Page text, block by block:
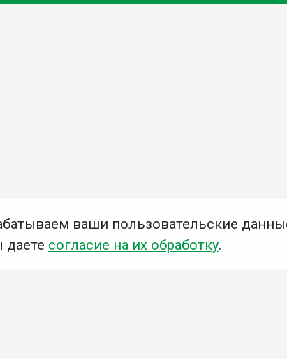
ваши пользовательские
даете согласие на их обработку.